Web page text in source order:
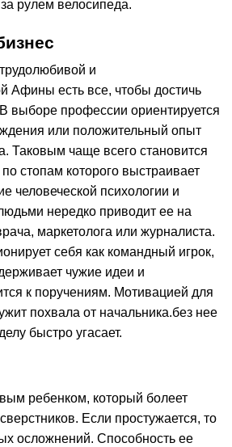
рулем велосипеда.
и
Афины есть все, чтобы достичь
выборе профессии ориентируется
или положительный опыт
Таковым чаще всего становится
по стопам которого выстраивает
человеческой психологии и
нередко приводит ее на
маркетолога или журналиста.
себя как командный игрок,
чужие идеи и
к поручениям. Мотивацией для
похвала от начальника.без нее
быстро угасает.
ребенком, который болеет
Если простужается, то
осложнений. Способность ее